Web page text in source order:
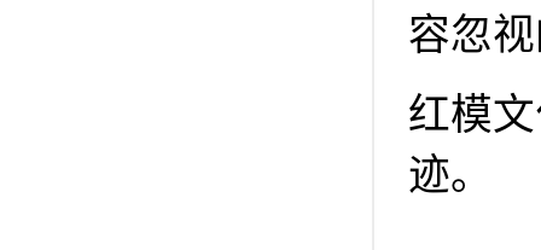
容忽
红模
迹。